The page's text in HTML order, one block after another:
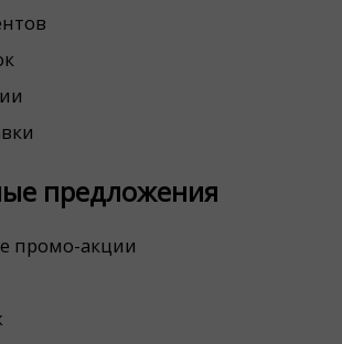
предложения
промо-акции